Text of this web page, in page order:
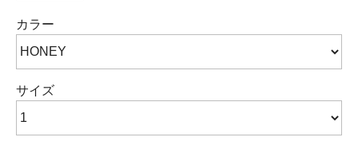
カラー
サイズ